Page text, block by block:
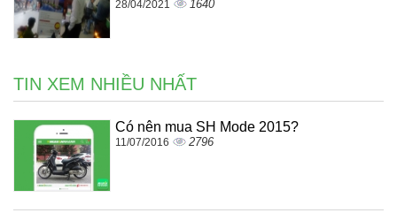
28/04/2021 1640
TIN XEM NHIỀU NHẤT
Có nên mua SH Mode 2015?
11/07/2016 2796